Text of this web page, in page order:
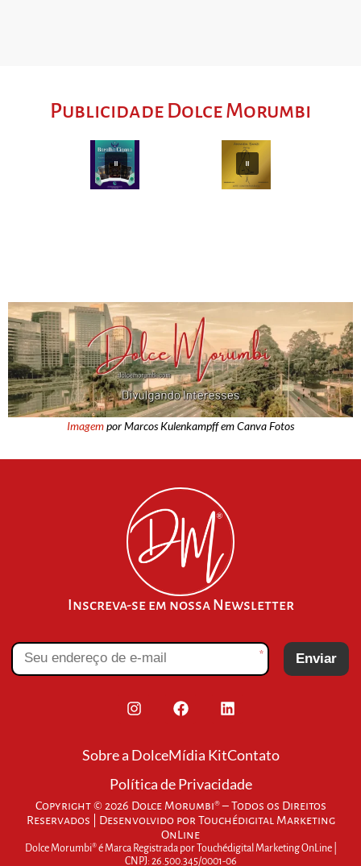
Publicidade Dolce Morumbi
Imagempor Marcos Kulenkampff em Canva Fotos
Inscreva-se em nossa Newsletter
* Enviar
Sobre a DolceMídia KitContato
Política de Privacidade
Copyright © 2026 Dolce Morumbi® – Todos os Direitos
Reservados | Desenvolvido por Touchédigital Marketing
OnLine
Dolce Morumbi® é Marca Registrada por Touchédigital Marketing OnLine |
CNPJ: 26.500.345/0001-06